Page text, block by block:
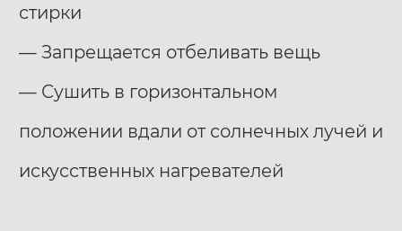
стирки
— Запрещается отбеливать вещь
— Сушить в горизонтальном
положении вдали от солнечных лучей и
искусственных нагревателей